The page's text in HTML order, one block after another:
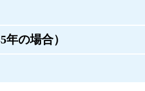
の場合）